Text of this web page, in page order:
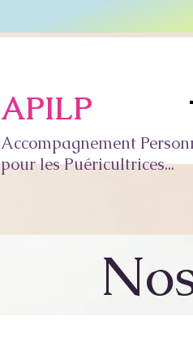
APILP
Accompagnement
pour les Puéricultrices...